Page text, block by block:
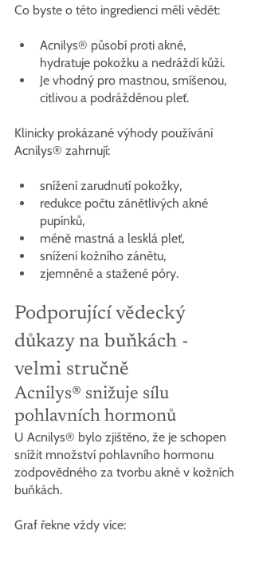
Co byste o této ingredienci měli vědět:
Acnilys® působí proti akné,
hydratuje pokožku a nedráždí kůži.
Je vhodný pro mastnou, smíšenou,
citlivou a podrážděnou pleť.
Klinicky prokázané výhody používání
Acnilys® zahrnují:
snížení zarudnutí pokožky,
redukce počtu zánětlivých akné
pupínků,
méně mastná a lesklá pleť,
snížení kožního zánětu,
zjemněné a stažené póry.
Podporující vědecký
důkazy na buňkách -
velmi stručně
Acnilys® snižuje sílu
pohlavních hormonů
U Acnilys® bylo zjištěno, že je schopen
snížit množství pohlavního hormonu
zodpovědného za tvorbu akné v kožních
buňkách.
Graf řekne vždy více: